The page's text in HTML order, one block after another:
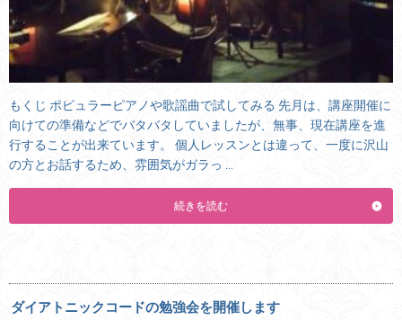
もくじ ポピュラーピアノや歌謡曲で試してみる 先月は、講座開催に
向けての準備などでバタバタしていましたが、無事、現在講座を進
行することが出来ています。 個人レッスンとは違って、一度に沢山
の方とお話するため、雰囲気がガラっ …
続きを読む
ダイアトニックコードの勉強会を開催します